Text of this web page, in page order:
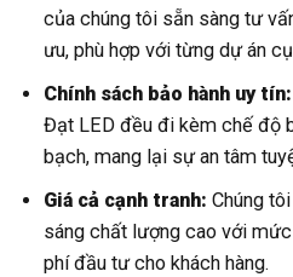
của chúng tôi sẵn sàng tư
ưu, phù hợp với từng dự án
Chính sách bảo hành uy tín:
Đạt LED đều đi kèm chế độ
bạch, mang lại sự an tâm
Giá cả cạnh tranh: Chúng
sáng chất lượng cao với
phí đầu tư cho khách hàng.